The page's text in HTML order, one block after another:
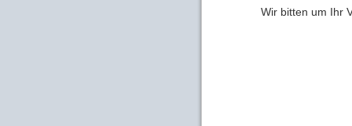
Wir bitten um Ihr